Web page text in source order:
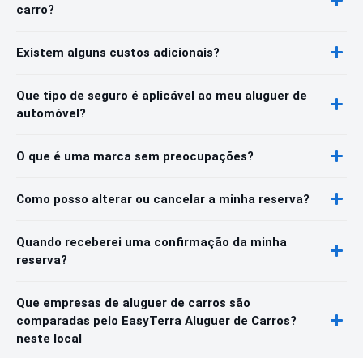
carro?
Existem alguns custos adicionais?
Que tipo de seguro é aplicável ao meu aluguer de
automóvel?
O que é uma marca sem preocupações?
Como posso alterar ou cancelar a minha reserva?
Quando receberei uma confirmação da minha
reserva?
Que empresas de aluguer de carros são
comparadas pelo EasyTerra Aluguer de Carros?
neste local